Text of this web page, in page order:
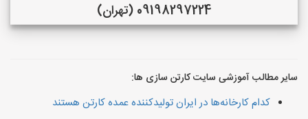
09198297224 (تهران)
سایر مطالب آموزشی سایت کارتن سازی ها:
کدام کارخانه‌ها در ایران تولیدکننده عمده کارتن هستند